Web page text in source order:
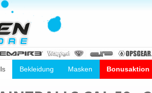
Bekleidung Masken Bonusaktion